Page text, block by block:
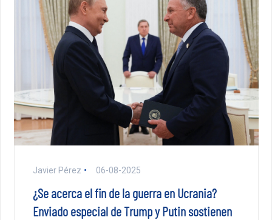
Javier Pérez 06-08-2025
¿Se acerca el fin de la guerra en Ucrania?
Enviado especial de Trump y Putin sostienen